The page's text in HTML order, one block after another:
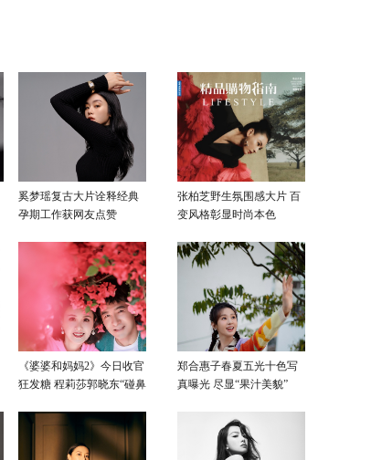
奚梦瑶复古大片诠释经典
孕期工作获网友点赞
张柏芝野生氛围感大片 百
变风格彰显时尚本色
《婆婆和妈妈2》今日收官
狂发糖 程莉莎郭晓东“碰鼻
郑合惠子春夏五光十色写
真曝光 尽显“果汁美貌”